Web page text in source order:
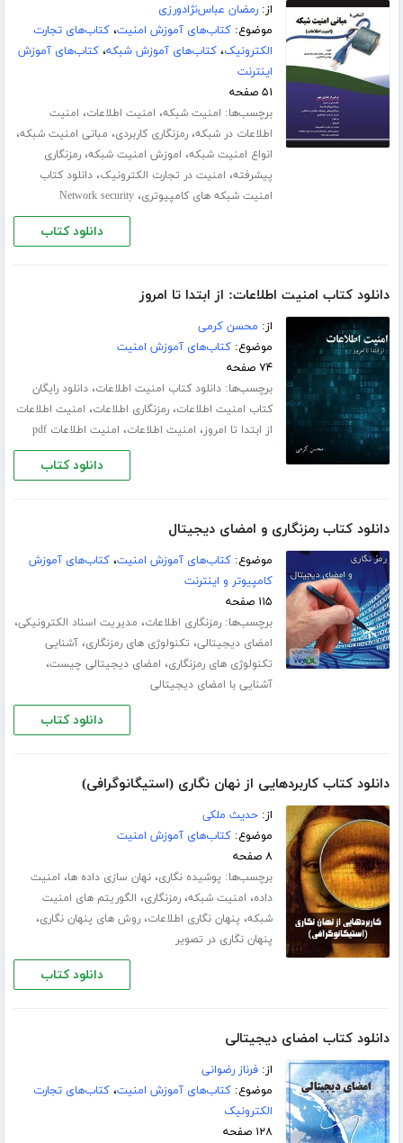
از:رمضان عباس‌نژادورزی
موضوع:کتاب‌های آموزش امنیت،کتاب‌های تجارت
الکترونیک،کتاب‌های آموزش شبکه،کتاب‌های آموزش
اینترنت
۵۱ صفحه
برچسب‌ها: امنیت شبکه، امنیت اطلاعات، امنیت
اطلاعات در شبکه،رمزنگاری کاربردی، مبانی امنیت شبکه،
انواع امنیت شبکه، اموزش امنیت شبکه،رمزنگاری
پیشرفته، امنیت در تجارت الکترونیک،دانلود کتاب
امنیت شبکه های کامپیوتری،Network security
دانلود کتاب
دانلود کتاب امنیت اطلاعات: از ابتدا تا امروز
از: محسن کرمی
موضوع:کتاب‌های آموزش امنیت
۷۴ صفحه
برچسب‌ها:دانلود کتاب امنیت اطلاعات،دانلود رایگان
کتاب امنیت اطلاعات،رمزنگاری اطلاعات، امنیت اطلاعات
از ابتدا تا امروز، امنیت اطلاعات، امنیت اطلاعات pdf
دانلود کتاب
دانلود کتاب رمزنگاری و امضای دیجیتال
موضوع:کتاب‌های آموزش امنیت،کتاب‌های آموزش
کامپیوتر و اینترنت
۱۱۵ صفحه
برچسب‌ها:رمزنگاری اطلاعات، مدیریت اسناد الکترونیکی،
امضای دیجیتالی، تکنولوژی های رمزنگاری،آشنایی
تکنولوژی های رمزنگاری، امضای دیجیتالی چیست،
آشنایی با امضای دیجیتالی
دانلود کتاب
دانلود کتاب کاربردهایی از نهان نگاری (استیگانوگرافی)
از:حدیث ملکی
موضوع:کتاب‌های آموزش امنیت
۸ صفحه
برچسب‌ها: پوشیده نگاری،نهان سازی داده ها، امنیت
داده، امنیت شبکه،رمزنگاری، الگوریتم های امنیت
شبکه، پنهان نگاری اطلاعات،روش های پنهان نگاری،
پنهان نگاری در تصویر
دانلود کتاب
دانلود کتاب امضای دیجیتالی
از:فرناز رضوانی
موضوع:کتاب‌های آموزش امنیت،کتاب‌های تجارت
الکترونیک
۱۲۸ صفحه